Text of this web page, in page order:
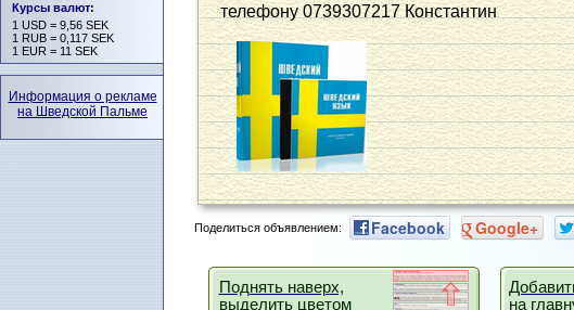
телефону 0739307217 Константин
Поделиться объявлением: Facebook Google+
Поднять наверх,
выделить цветом
на
Курсы валют:
1 USD = 9,56 SEK
1 RUB = 0,117 SEK
1 EUR = 11 SEK
Информация о рекламе
на Шведской Пальме